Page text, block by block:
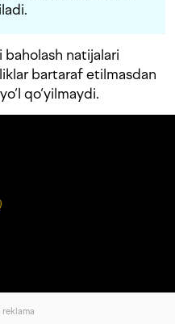
natijalari
bartaraf etilmasdan
qo‘yilmaydi.
reklama